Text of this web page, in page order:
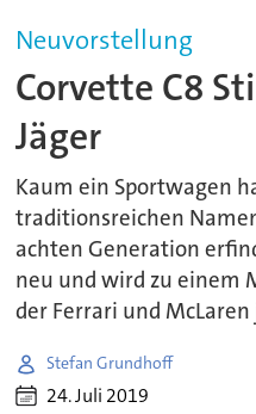
Neuvorstellung
Corvette C8
Jäger
Kaum ein Sportwagen
traditionsreichen
achten Generation
neu und wird zu einem
der Ferrari und
Stefan Grundhoff
24. Juli 2019